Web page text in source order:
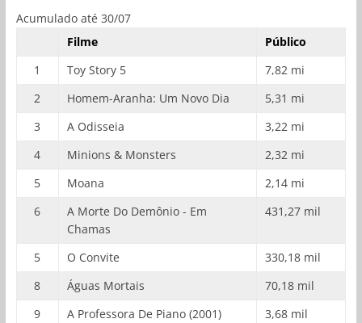
Acumulado até 30/07
Filme
Público
1
Toy Story 5
7,82 mi
2
Homem-Aranha: Um Novo Dia
5,31 mi
3
A Odisseia
3,22 mi
4
Minions & Monsters
2,32 mi
5
Moana
2,14 mi
6
A Morte Do Demônio - Em
Chamas
431,27 mil
5 O Convite
330,18 mil
8
Águas Mortais
70,18 mil
9
A Professora De Piano (2001)
3,68 mil